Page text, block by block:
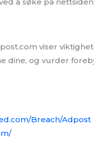
viser
dine, og vurder
Breach/Adpost